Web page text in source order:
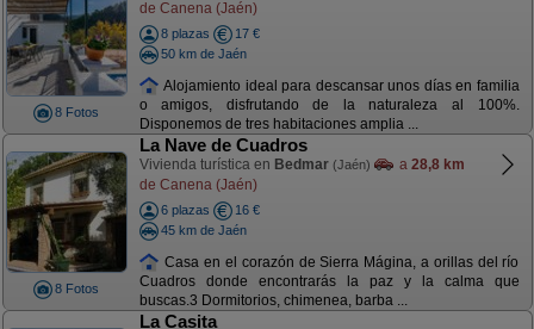
8 Fotos
de Canena (Jaén)
8 plazas
17 €
50 km de Jaén
Alojamiento ideal para descansar unos días en familia
o amigos, disfrutando de la naturaleza al 100%.
Disponemos de tres habitaciones amplia ...
8 Fotos
La Nave de Cuadros
Vivienda turística en Bedmar (Jaén) a 28,8 km
de Canena (Jaén)
6 plazas
16 €
45 km de Jaén
Casa en el corazón de Sierra Mágina, a orillas del río
Cuadros donde encontrarás la paz y la calma que
buscas.3 Dormitorios, chimenea, barba ...
La Casita